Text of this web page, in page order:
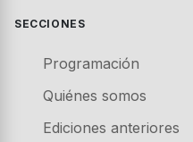
SECCIONES
Programación
Quiénes somos
Ediciones anteriores